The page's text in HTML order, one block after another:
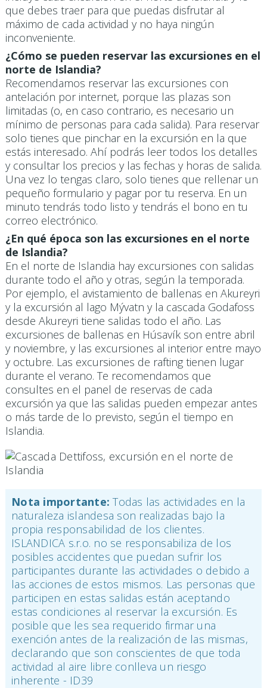
que debes traer para que puedas disfrutar al
máximo de cada actividad y no haya ningún
inconveniente.
¿Cómo se pueden reservar las excursiones en el
norte de Islandia?
Recomendamos reservar las excursiones con
antelación por internet, porque las plazas son
limitadas (o, en caso contrario, es necesario un
mínimo de personas para cada salida). Para reservar
solo tienes que pinchar en la excursión en la que
estás interesado. Ahí podrás leer todos los detalles
y consultar los precios y las fechas y horas de salida.
Una vez lo tengas claro, solo tienes que rellenar un
pequeño formulario y pagar por tu reserva. En un
minuto tendrás todo listo y tendrás el bono en tu
correo electrónico.
¿En qué época son las excursiones en el norte
de Islandia?
En el norte de Islandia hay excursiones con salidas
durante todo el año y otras, según la temporada.
Por ejemplo, el avistamiento de ballenas en Akureyri
y la excursión al lago Mývatn y la cascada Godafoss
desde Akureyri tiene salidas todo el año. Las
excursiones de ballenas en Húsavík son entre abril
y noviembre, y las excursiones al interior entre mayo
y octubre. Las excursiones de rafting tienen lugar
durante el verano. Te recomendamos que
consultes en el panel de reservas de cada
excursión ya que las salidas pueden empezar antes
o más tarde de lo previsto, según el tiempo en
Islandia.
Nota importante:Todas las actividades en la
naturaleza islandesa son realizadas bajo la
propia responsabilidad de los clientes.
ISLANDICA s.r.o. no se responsabiliza de los
posibles accidentes que puedan sufrir los
participantes durante las actividades o debido a
las acciones de estos mismos. Las personas que
participen en estas salidas están aceptando
estas condiciones al reservar la excursión. Es
posible que les sea requerido firmar una
exención antes de la realización de las mismas,
declarando que son conscientes de que toda
actividad al aire libre conlleva un riesgo
inherente - ID39